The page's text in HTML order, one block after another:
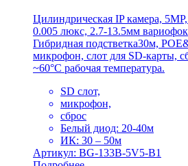
Цилиндрическая IP камера,
0.005 люкс, 2.7-13.5мм
Гибридная подстветка30м,
микрофон, слот для SD-карты,
~60°C рабочая температура.
SD слот,
микрофон,
сброс
Белый диод: 20-40м
ИК: 30 – 50м
Артикул: BG-133B-5V5-B1